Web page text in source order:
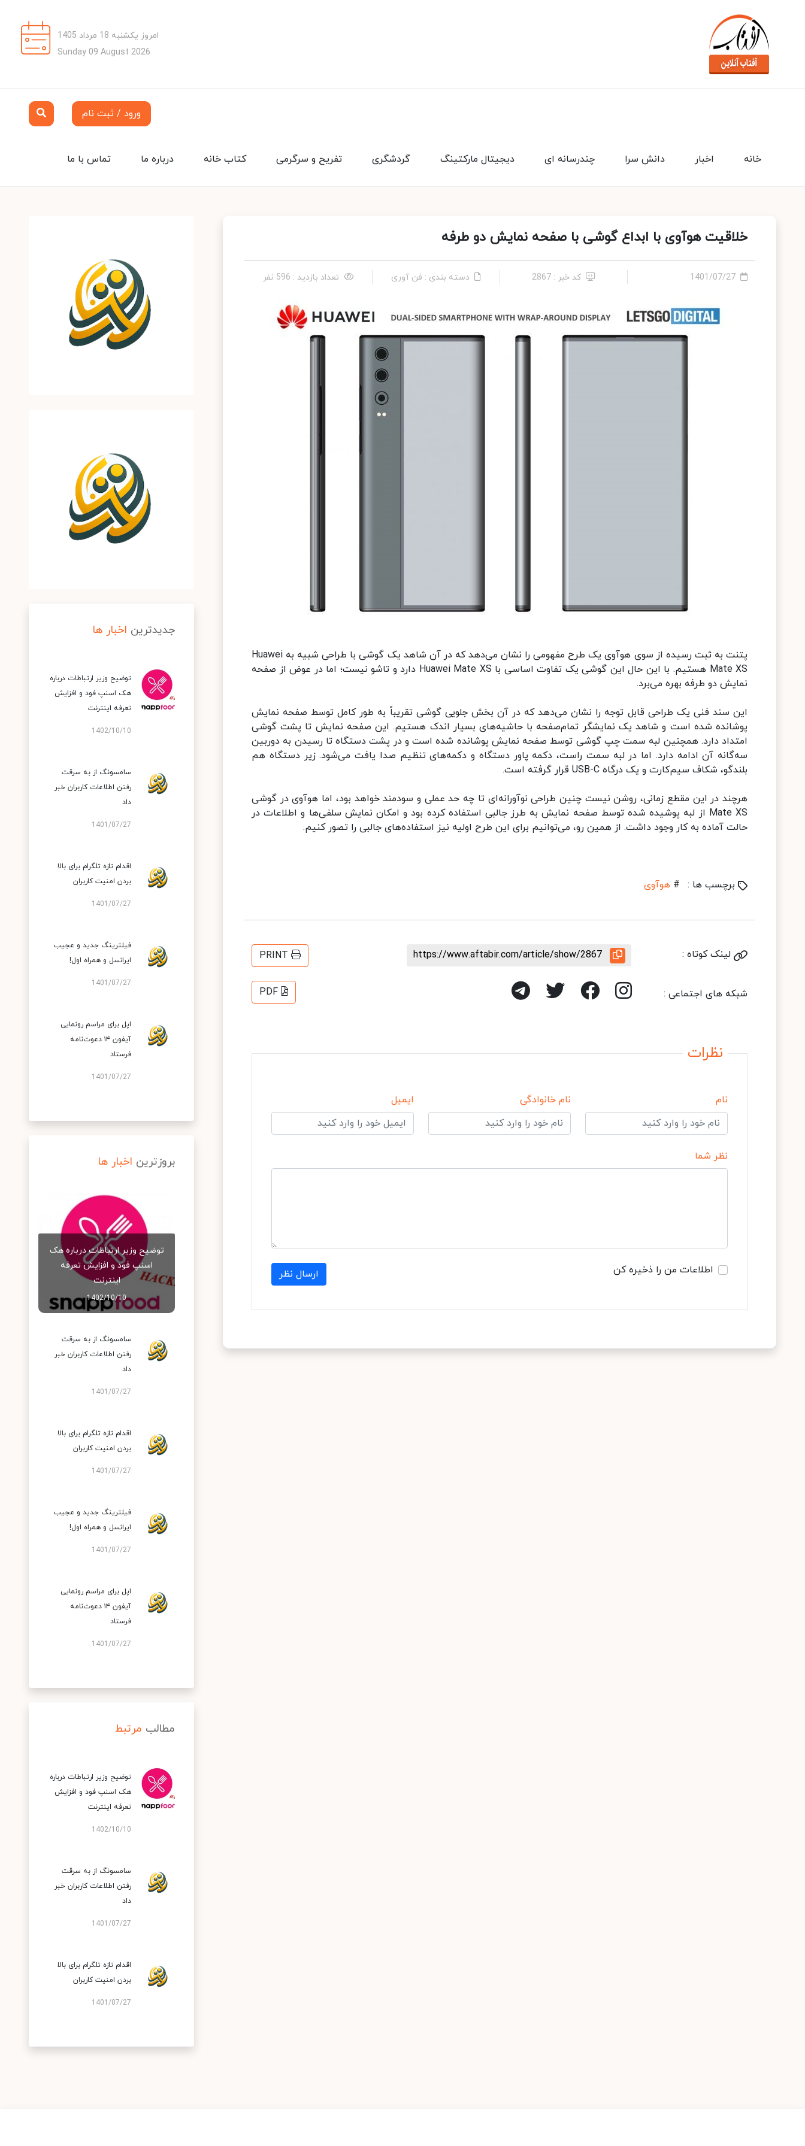
امروز یکشنبه 18 مرداد 1405
Sunday 09 August 2026
ورود / ثبت نام
تماس با ما درباره ما کتاب خانه تفریح و سرگرمی گردشگری دیجیتال مارکتینگ چندرسانه ای دانش سرا اخبار خانه
خلاقیت هوآوی با ابداع گوشی با صفحه نمایش دو طرفه
1401/07/27 کد خبر : 2867 دسته بندی : فن آوری تعداد بازدید : 596 نفر
پتنت به ثبت رسیده از سوی هوآوی یک طرح مفهومی را نشان می‌دهد که در آن شاهد یک گوشی با طراحی شبیه به Huawei
Mate XS هستیم. با این حال این گوشی یک تفاوت اساسی با Huawei Mate XS دارد و تاشو نیست؛ اما در عوض از صفحه
نمایش دو طرفه بهره می‌برد.
این سند فنی یک طراحی قابل توجه را نشان می‌دهد که در آن بخش جلویی گوشی تقریباً به طور کامل توسط صفحه نمایش
پوشانده شده است و شاهد یک نمایشگر تمام‌صفحه با حاشیه‌های بسیار اندک هستیم. این صفحه نمایش تا پشت گوشی
امتداد دارد. همچنین لبه سمت چپ گوشی توسط صفحه نمایش پوشانده شده است و در پشت دستگاه تا رسیدن به دوربین
سه‌گانه آن ادامه دارد. اما در لبه سمت راست، دکمه پاور دستگاه و دکمه‌های تنظیم صدا یافت می‌شود. زیر دستگاه هم
بلندگو، شکاف سیم‌کارت و یک درگاه USB-C قرار گرفته است.
هرچند در این مقطع زمانی، روشن نیست چنین طراحی نوآورانه‌ای تا چه حد عملی و سودمند خواهد بود، اما هوآوی در گوشی
Mate XS از لبه پوشیده شده توسط صفحه نمایش به طرز جالبی استفاده کرده بود و امکان نمایش سلفی‌ها و اطلاعات در
حالت آماده به کار وجود داشت. از همین رو، می‌توانیم برای این طرح اولیه نیز استفاده‌های جالبی را تصور کنیم.
برچسب ها : # هوآوی
لینک کوتاه : https://www.aftabir.com/article/show/2867
PRINT
شبکه های اجتماعی : PDF
نظرات
نام نام خانوادگی ایمیل
نظر شما
اطلاعات من را ذخیره کن ارسال نظر
جدیدترین اخبار ها
توضیح وزیر ارتباطات درباره
هک اسنپ‌ فود و افزایش
تعرفه اینترنت
1402/10/10
سامسونگ از به سرقت
رفتن اطلاعات کاربران خبر
داد
1401/07/27
اقدام تازه تلگرام برای بالا
بردن امنیت کاربران
1401/07/27
فیلترینگ جدید و عجیب
ایرانسل و همراه اول!
1401/07/27
اپل برای مراسم رونمایی
آیفون ۱۴ دعوت‌نامه
فرستاد
1401/07/27
بروزترین اخبار ها
توضیح وزیر ارتباطات درباره هک
اسنپ‌ فود و افزایش تعرفه
اینترنت
1402/10/10
سامسونگ از به سرقت
رفتن اطلاعات کاربران خبر
داد
1401/07/27
اقدام تازه تلگرام برای بالا
بردن امنیت کاربران
1401/07/27
فیلترینگ جدید و عجیب
ایرانسل و همراه اول!
1401/07/27
اپل برای مراسم رونمایی
آیفون ۱۴ دعوت‌نامه
فرستاد
1401/07/27
مطالب مرتبط
توضیح وزیر ارتباطات درباره
هک اسنپ‌ فود و افزایش
تعرفه اینترنت
1402/10/10
سامسونگ از به سرقت
رفتن اطلاعات کاربران خبر
داد
1401/07/27
اقدام تازه تلگرام برای بالا
بردن امنیت کاربران
1401/07/27